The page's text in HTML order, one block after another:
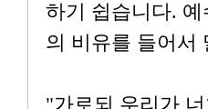
하기 쉽습니다.
의 비유를 들어서
"가로되 우리가